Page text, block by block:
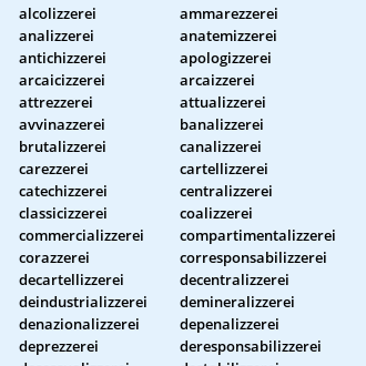
alcolizzerei
ammarezzerei
analizzerei
anatemizzerei
antichizzerei
apologizzerei
arcaicizzerei
arcaizzerei
attrezzerei
attualizzerei
avvinazzerei
banalizzerei
brutalizzerei
canalizzerei
carezzerei
cartellizzerei
catechizzerei
centralizzerei
classicizzerei
coalizzerei
commercializzerei
compartimentalizzerei
corazzerei
corresponsabilizzerei
decartellizzerei
decentralizzerei
deindustrializzerei
demineralizzerei
denazionalizzerei
depenalizzerei
deprezzerei
deresponsabilizzerei